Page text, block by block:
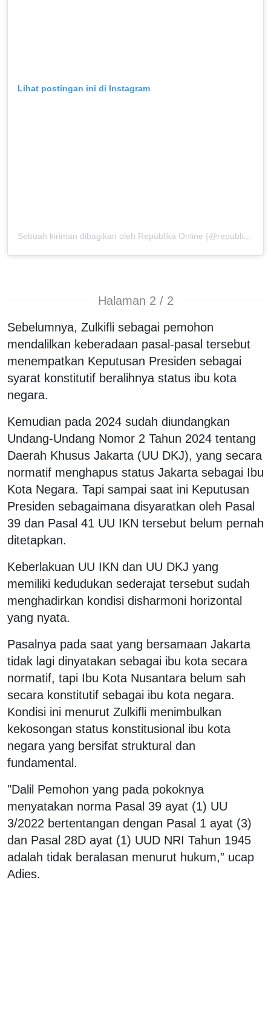
Lihat postingan ini di Instagram
Sebuah kiriman dibagikan oleh Republika Online (@republikaonline)
Halaman 2 / 2
Sebelumnya, Zulkifli sebagai pemohon
mendalilkan keberadaan pasal-pasal tersebut
menempatkan Keputusan Presiden sebagai
syarat konstitutif beralihnya status ibu kota
negara.
Kemudian pada 2024 sudah diundangkan
Undang-Undang Nomor 2 Tahun 2024 tentang
Daerah Khusus Jakarta (UU DKJ), yang secara
normatif menghapus status Jakarta sebagai Ibu
Kota Negara. Tapi sampai saat ini Keputusan
Presiden sebagaimana disyaratkan oleh Pasal
39 dan Pasal 41 UU IKN tersebut belum pernah
ditetapkan.
Keberlakuan UU IKN dan UU DKJ yang
memiliki kedudukan sederajat tersebut sudah
menghadirkan kondisi disharmoni horizontal
yang nyata.
Pasalnya pada saat yang bersamaan Jakarta
tidak lagi dinyatakan sebagai ibu kota secara
normatif, tapi Ibu Kota Nusantara belum sah
secara konstitutif sebagai ibu kota negara.
Kondisi ini menurut Zulkifli menimbulkan
kekosongan status konstitusional ibu kota
negara yang bersifat struktural dan
fundamental.
"Dalil Pemohon yang pada pokoknya
menyatakan norma Pasal 39 ayat (1) UU
3/2022 bertentangan dengan Pasal 1 ayat (3)
dan Pasal 28D ayat (1) UUD NRI Tahun 1945
adalah tidak beralasan menurut hukum,” ucap
Adies.